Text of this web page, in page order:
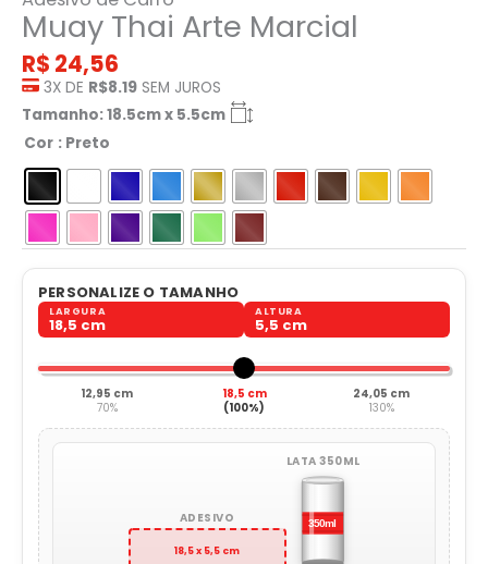
Muay Thai Arte Marcial
R$ 24,56
3X DE R$8.19 SEM JUROS
Tamanho: 18.5cm x 5.5cm
Cor : Preto
PERSONALIZE O TAMANHO
LARGURA
18,5 cm
ALTURA
5,5 cm
12,95 cm
70%
18,5 cm
(100%)
24,05 cm
130%
ADESIVO
18,5 x 5,5 cm
LATA 350ML